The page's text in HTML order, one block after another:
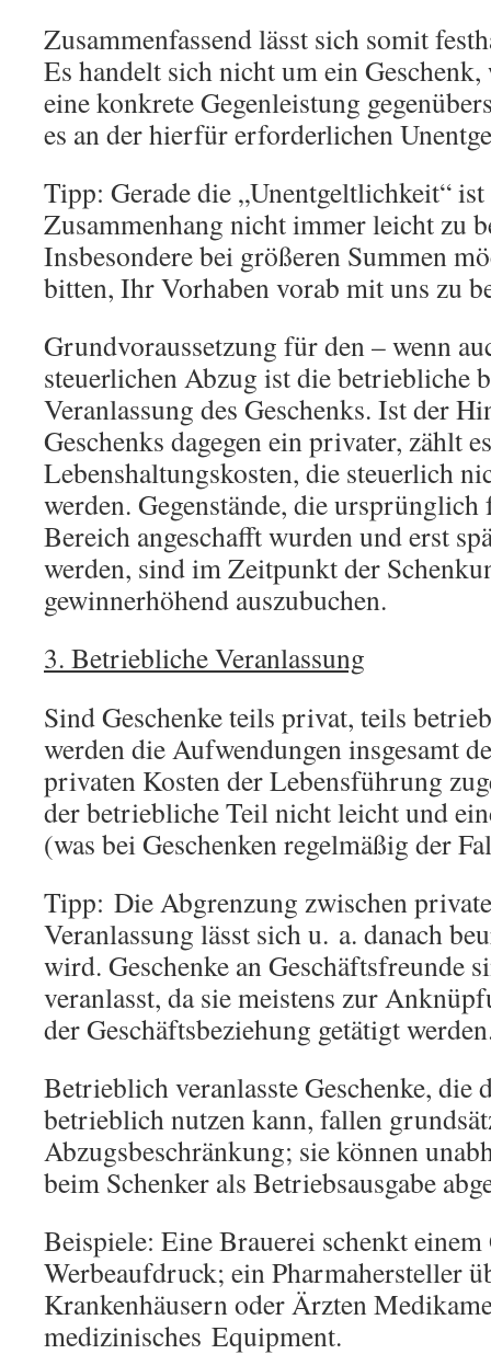
Zusammenfassend lässt sich somit
Es handelt sich nicht um ein
eine konkrete Gegenleistung
es an der hierfür erforderlichen
Tipp: Gerade die „Unentgeltlichkeit“
Zusammenhang nicht immer leicht zu
Insbesondere bei größeren Summen
bitten, Ihr Vorhaben vorab mit uns zu
Grundvoraussetzung für den – wenn
steuerlichen Abzug ist die betriebliche
Veranlassung des Geschenks. Ist der
Geschenks dagegen ein privater, zählt
Lebenshaltungskosten, die steuerlich
werden. Gegenstände, die
Bereich angeschafft wurden und erst
werden, sind im Zeitpunkt der
gewinnerhöhend auszubuchen.
3. Betriebliche Veranlassung
Sind Geschenke teils privat, teils
werden die Aufwendungen insgesamt
privaten Kosten der Lebensführung
der betriebliche Teil nicht leicht und
(was bei Geschenken regelmäßig der
Tipp: Die Abgrenzung zwischen
Veranlassung lässt sich u. a. danach
wird. Geschenke an Geschäftsfreunde
veranlasst, da sie meistens zur
der Geschäftsbeziehung getätigt
Betrieblich veranlasste Geschenke, die
betrieblich nutzen kann, fallen
Abzugsbeschränkung; sie können
beim Schenker als Betriebsausgabe
Beispiele: Eine Brauerei schenkt
Werbeaufdruck; ein Pharmahersteller
Krankenhäusern oder Ärzten
medizinisches Equipment.